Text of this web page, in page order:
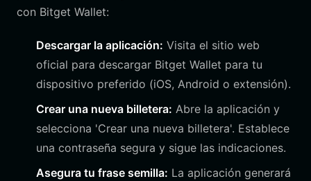
con Bitget Wallet:
Descargar la aplicación: Visita el sitio web
oficial para descargar Bitget Wallet para tu
dispositivo preferido (iOS, Android o extensión).
Crear una nueva billetera: Abre la aplicación y
selecciona 'Crear una nueva billetera'. Establece
una contraseña segura y sigue las indicaciones.
Asegura tu frase semilla: La aplicación generará